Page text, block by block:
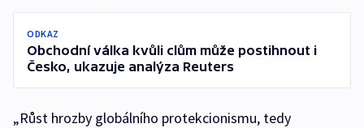
ODKAZ
Obchodní válka kvůli clům může postihnout i
Česko, ukazuje analýza Reuters
„Růst hrozby globálního protekcionismu, tedy